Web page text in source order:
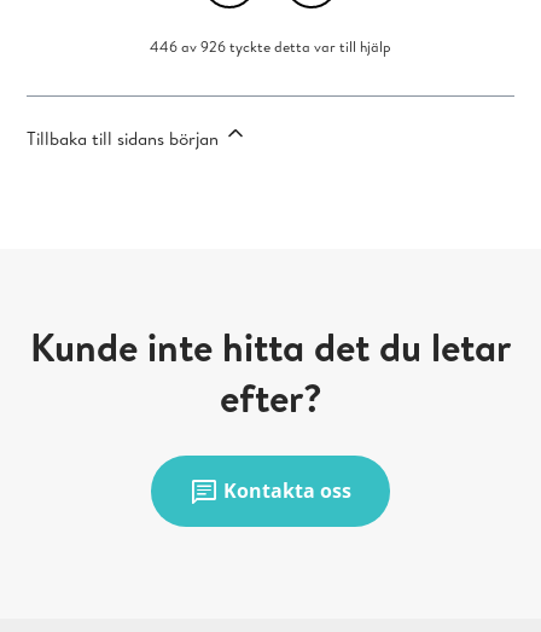
446 av 926 tyckte detta var till hjälp
Tillbaka till sidans början
Kunde inte hitta det du letar
efter?
chat Kontakta oss